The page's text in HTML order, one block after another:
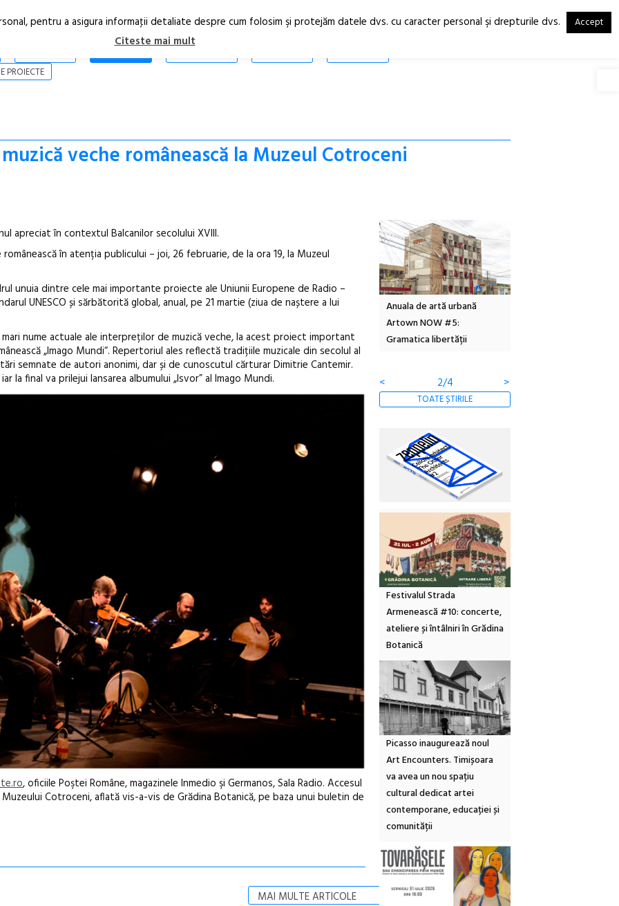
RO
EN
STIRI
PROIECTE
veche românească la Muzeul Cotroceni
apreciat în contextul Balcanilor secolului XVIII.
în atenția publicului – joi, 26 februarie, de la ora 19, la Muzeul
unuia dintre cele mai importante proiecte ale Uniunii Europene de Radio –
UNESCO și sărbătorită global, anual, pe 21 martie (ziua de naștere a lui
nume actuale ale interpreților de muzică veche, la acest proiect important
„Imago Mundi“. Repertoriul ales reflectă tradițiile muzicale din secolul al
semnate de autori anonimi, dar și de cunoscutul cărturar Dimitrie Cantemir.
final va prilejui lansarea albumului „Isvor” al Imago Mundi.
, oficiile Poştei Române, magazinele Inmedio şi Germanos, Sala Radio. Accesul
Cotroceni, aflată vis-a-vis de Grădina Botanică, pe baza unui buletin de
MAI MULTE ARTICOLE
Open Call – Local Design
Anuala de artă urbană
Artown NOW #5:
Gramatica libertății
< 2/4 >
TOATE ȘTIRILE
Festivalul Strada
Armenească #10: concerte,
ateliere și întâlniri în Grădina
Botanică
Picasso inaugurează noul
Art Encounters. Timișoara
va avea un nou spațiu
cultural dedicat artei
contemporane, educației și
comunității
pentru a asigura informaţii detaliate despre cum folosim şi protejăm datele dvs. cu caracter personal şi drepturile dvs. Accept
Citeste mai mult